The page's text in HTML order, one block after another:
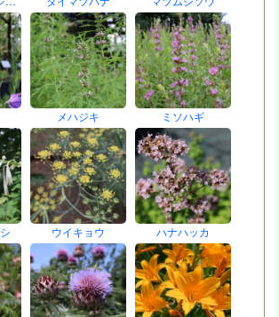
メハジキ ミソハギ
ウイキョウ ハナハッカ